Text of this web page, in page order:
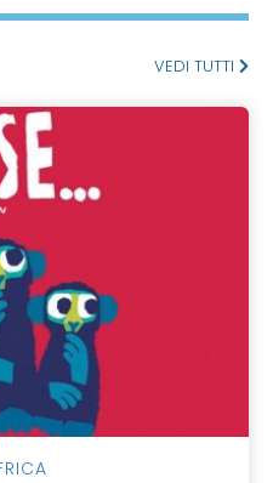
VEDI TUTTI